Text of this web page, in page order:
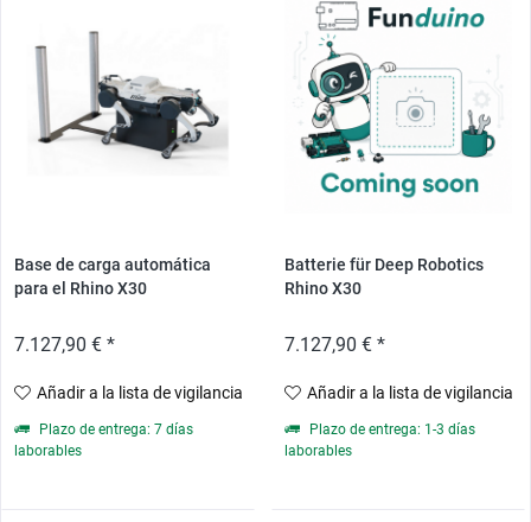
Base de carga automática
para el Rhino X30
7.127,90 € *
Añadir a la lista de vigilancia
Plazo de entrega: 7 días
laborables
Batterie für Deep Robotics
Rhino X30
7.127,90 € *
Añadir a la lista de vigilancia
Plazo de entrega: 1-3 días
laborables